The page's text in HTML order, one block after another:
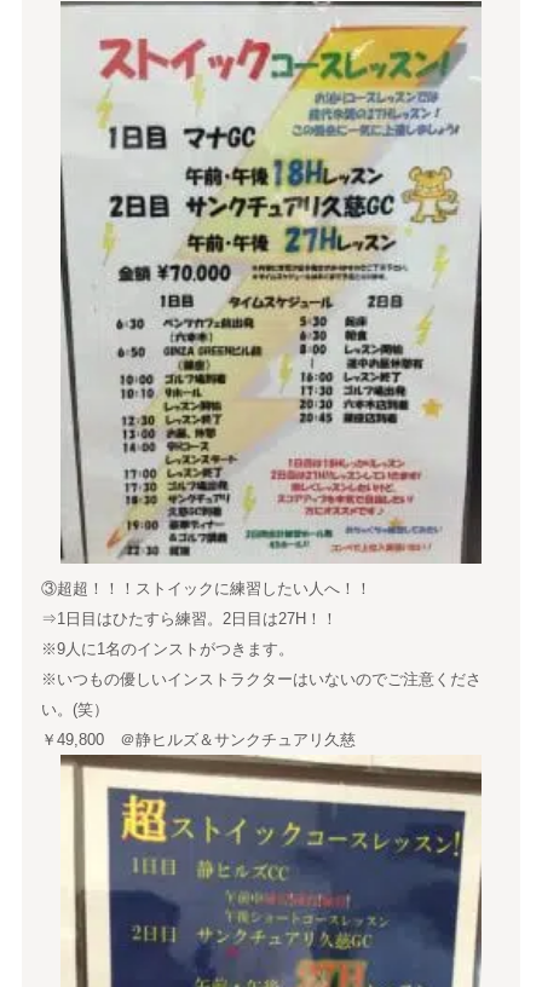
③超超！！！ストイックに練習したい人へ！！
⇒1日目はひたすら練習。2日目は27H！！
※9人に1名のインストがつきます。
※いつもの優しいインストラクターはいないのでご注意くださ
い。(笑）
￥49,800 ＠静ヒルズ＆サンクチュアリ久慈